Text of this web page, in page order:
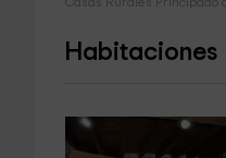
Habitaciones